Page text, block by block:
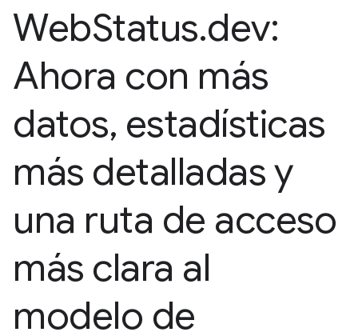
WebStatus.dev:
Ahora con más
datos, estadísticas
más detalladas y
una ruta de acceso
más clara al
modelo de